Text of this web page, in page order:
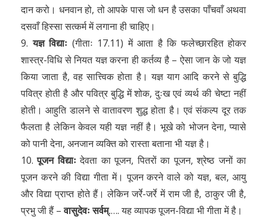
दान करो। धनवान हो, तो आपके पास जो धन है उसका पाँचवाँ अथवा
दसवाँ हिस्सा सत्कर्म में लगाना ही चाहिए।
9. यज्ञ विद्याः (गीताः 17.11) में आता है कि फलेच्छारहित होकर
शास्त्र-विधि से नियत यज्ञ करना ही कर्तव्य है – ऐसा जान के जो यज्ञ
किया जाता है, वह सात्त्विक होता है। यज्ञ याग आदि करने से बुद्धि
पवित्र होती है और पवित्र बुद्धि में शोक, दुःख एवं व्यर्थ की चेष्टा नहीं
होती। आहुति डालने से वातावरण शुद्ध होता है। एवं संकल्प दूर तक
फैलता है लेकिन केवल यही यज्ञ नहीं है। भूखे को भोजन देना, प्यासे
को पानी देना, अनजान व्यक्ति को रास्ता बताना भी यज्ञ है।
10.पूजन विद्याःदेवता का पूजन, पितरों का पूजन, श्रेष्ठ जनों का
पूजन करने की विद्या गीता में। पूजन करने वाले को यज्ञ, बल, आयु
और विद्या प्राप्त होते हैं। लेकिन जर्रे-जर्रे में राम जी है, ठाकुर जी है,
प्रभु जी हैं –वासुदेवः सर्वम्.…. यह व्यापक पूजन-विद्या भी गीता में है।